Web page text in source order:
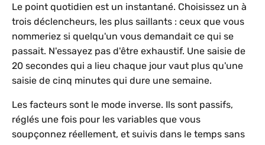
Le point quotidien est un instantané. Choisissez un à
trois déclencheurs, les plus saillants : ceux que vous
nommeriez si quelqu'un vous demandait ce qui se
passait. N'essayez pas d'être exhaustif. Une saisie de
20 secondes qui a lieu chaque jour vaut plus qu'une
saisie de cinq minutes qui dure une semaine.
Les facteurs sont le mode inverse. Ils sont passifs,
réglés une fois pour les variables que vous
soupçonnez réellement, et suivis dans le temps sans